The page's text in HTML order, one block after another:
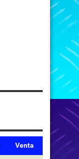
Venta